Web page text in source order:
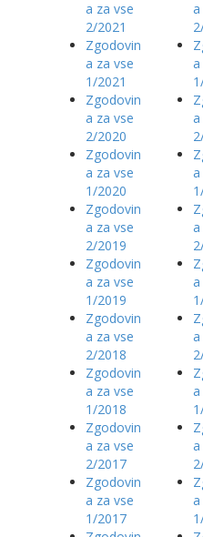
a za vse
2/2021
Zgodovin
a za vse
1/2021
Zgodovin
a za vse
2/2020
Zgodovin
a za vse
1/2020
Zgodovin
a za vse
2/2019
Zgodovin
a za vse
1/2019
Zgodovin
a za vse
2/2018
Zgodovin
a za vse
1/2018
Zgodovin
a za vse
2/2017
Zgodovin
a za vse
1/2017
a
a
a
a
a
a
a
a
a
a